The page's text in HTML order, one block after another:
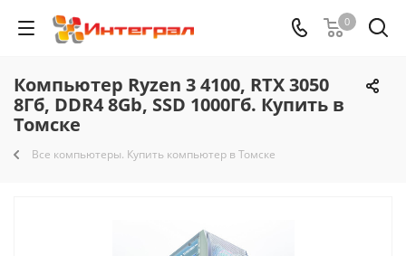
0
Компьютер Ryzen 3 4100, RTX 3050
8Гб, DDR4 8Gb, SSD 1000Гб. Купить в
Томске
Все компьютеры. Купить компьютер в Томске